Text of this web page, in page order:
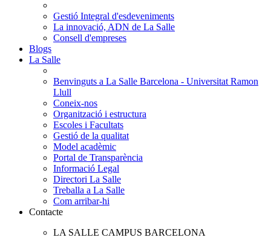
Gestió Integral d'esdeveniments
La innovació, ADN de La Salle
Consell d'empreses
Blogs
La Salle
Benvinguts a La Salle Barcelona - Universitat Ramon
Llull
Coneix-nos
Organització i estructura
Escoles i Facultats
Gestió de la qualitat
Model acadèmic
Portal de Transparència
Informació Legal
Directori La Salle
Treballa a La Salle
Com arribar-hi
Contacte
LA SALLE CAMPUS BARCELONA